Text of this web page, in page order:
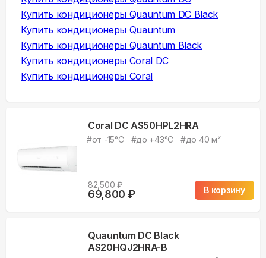
Купить кондиционеры Quauntum DC Black
Купить кондиционеры Quauntum
Купить кондиционеры Quauntum Black
Купить кондиционеры Coral DC
Купить кондиционеры Coral
Coral DC AS50HPL2HRA
#от -15°С #до +43°С #до 40 м²
82,500₽
69,800 ₽ В корзину
Quauntum DC Black
AS20HQJ2HRA-B